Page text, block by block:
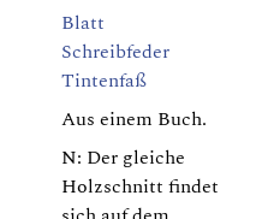
Blatt
Schreibfeder
Tintenfaß
Aus einem Buch.
N: Der gleiche
Holzschnitt findet